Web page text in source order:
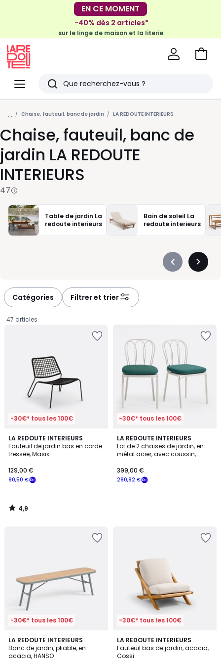
-30€ tous les 100€*
sur le meuble & la déco
-40% dès 2 articles*
sur le linge de maison et la literie
Menu
Redoute
Rechercher
Derniers
articles
vus
Voir
... Chaise, fauteuil, banc de jardin LA REDOUTE INTERIEURS
Chaise, fauteuil, banc de
jardin LA REDOUTE
INTERIEURS
47
Table de jardin La
redoute interieurs
Bain de soleil La
redoute interieurs
Précédent
Catégories Filtrer et trier
47 articles
-30€* tous les 100€
LA REDOUTE INTERIEURS
Fauteuil de jardin bas en corde
tressée, Masix
€
souscrivez
notre
programme
90,50 €
129,00 €
4,9
/ 5
4,9
/
-30€* tous les 100€
LA REDOUTE INTERIEURS
Lot de 2 chaises de jardin, en
métal acier, avec coussin,
280,92 €
399,00 €
-30€* tous les 100€
LA REDOUTE INTERIEURS
Banc de jardin, pliable, en
acacia, HANSO
3
/
5
-30€* tous les 100€
LA REDOUTE INTERIEURS
Fauteuil bas de jardin, acacia,
Cossi
4,8
/ 5